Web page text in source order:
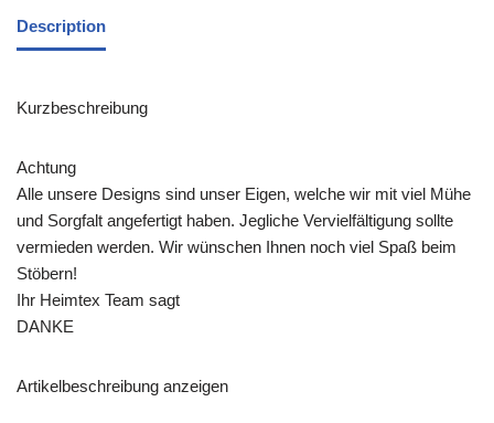
Description
Kurzbeschreibung
Achtung
Alle unsere Designs sind unser Eigen, welche wir mit viel Mühe
und Sorgfalt angefertigt haben. Jegliche Vervielfältigung sollte
vermieden werden. Wir wünschen Ihnen noch viel Spaß beim
Stöbern!
Ihr Heimtex Team sagt
DANKE
Artikelbeschreibung anzeigen